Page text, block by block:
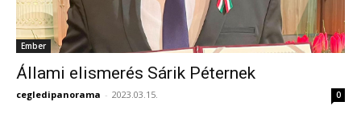
Ember
Állami elismerés Sárik Péternek
cegledipanorama - 2023.03.15. 0